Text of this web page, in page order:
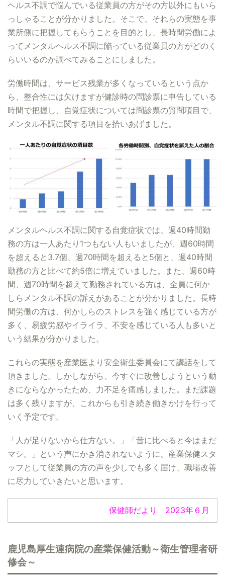
ヘルス不調で悩んでいる従業員の方がその方以外にもいら
っしゃることが分かりました。そこで、それらの実態を事
業所側に把握してもらうことを目的とし、長時間労働によ
ってメンタルヘルス不調に陥っている従業員の方がどのく
らいいるのか調べてみることにしました。
労働時間は、サービス残業が多くなっているという点か
ら、整合性には欠けますが健診時の問診票に申告している
時間で把握し、自覚症状については問診票の質問項目で、
メンタル不調に関する項目を拾いあげました。
メンタルヘルス不調に関する自覚症状では、週40時間勤
務の方は一人あたり1つもない人もいましたが、週60時間
を超えると3.7個、週70時間を超えると5個と、週40時間
勤務の方と比べて約5倍に増えていました。また、週60時
間、週70時間を超えて勤務されている方は、全員に何か
しらメンタル不調の訴えがあることが分かりました。長時
間労働の方は、何かしらのストレスを強く感じている方が
多く、易疲労感やイライラ、不安を感じている人も多いと
いう結果が分かりました。
これらの実態を産業医より安全衛生委員会にて講話をして
頂きました。しかしながら、今すぐに改善しようという動
きにならなかったため、力不足を痛感しました。まだ課題
は多く残りますが、これからも引き続き働きかけを行って
いく予定です。
「人が足りないから仕方ない。」「昔に比べると今はまだ
マシ。」という声にかき消されないように、産業保健スタ
ッフとして従業員の方の声を少しでも多く届け、職場改善
に尽力していきたいと思います。
保健師だより 2023年６月
鹿児島厚生連病院の産業保健活動～衛生管理者研
修会～